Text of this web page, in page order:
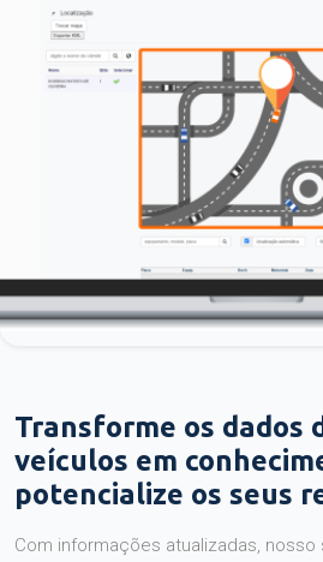
Transforme os dados
veículos em
potencialize os seus
Com informações atualizadas,